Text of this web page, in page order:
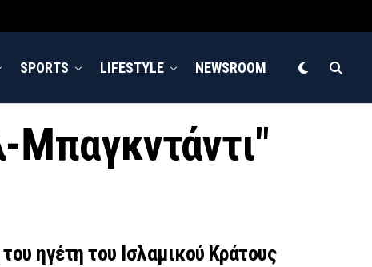
SPORTS LIFESTYLE NEWSROOM
ηγέτη του Ισλαμικού Κράτους